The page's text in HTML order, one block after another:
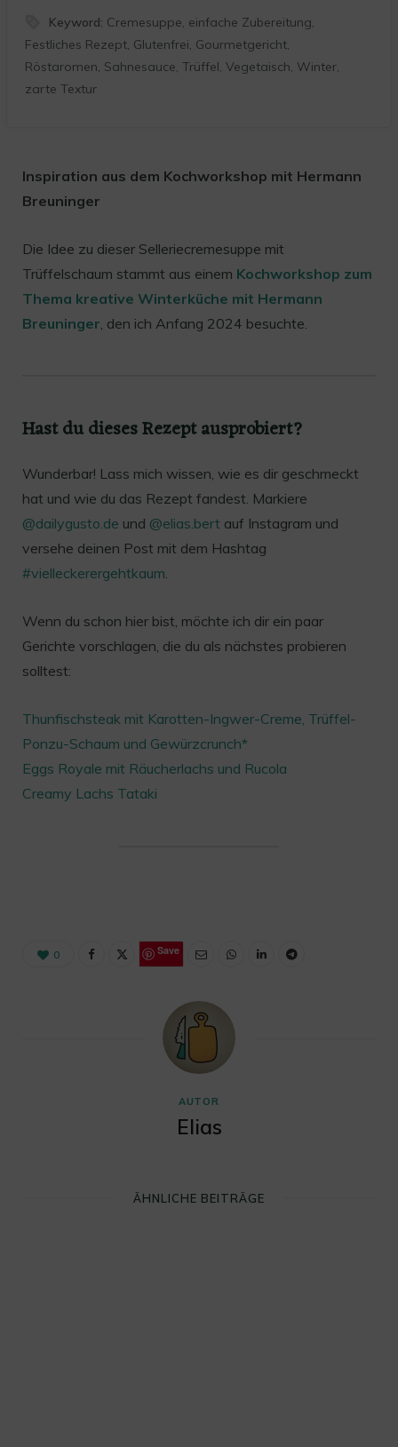
Keyword: Cremesuppe, einfache Zubereitung,
Festliches Rezept, Glutenfrei, Gourmetgericht,
Röstaromen, Sahnesauce, Trüffel, Vegetaisch, Winter,
zarte Textur
Inspiration aus dem Kochworkshop mit Hermann
Breuninger
Die Idee zu dieser Selleriecremesuppe mit
Trüffelschaum stammt aus einem Kochworkshop zum
Thema kreative Winterküche mit Hermann
Breuninger , den ich Anfang 2024 besuchte.
Hast du dieses Rezept ausprobiert?
Wunderbar! Lass mich wissen, wie es dir geschmeckt
hat und wie du das Rezept fandest. Markiere
@dailygusto.de und @elias.bert auf Instagram und
versehe deinen Post mit dem Hashtag
#vielleckerergehtkaum.
Wenn du schon hier bist, möchte ich dir ein paar
Gerichte vorschlagen, die du als nächstes probieren
solltest:
Thunfischsteak mit Karotten-Ingwer-Creme, Trüffel-
Ponzu-Schaum und Gewürzcrunch*
Eggs Royale mit Räucherlachs und Rucola
Creamy Lachs Tataki
0 Save
AUTOR
Elias
ÄHNLICHE BEITRÄGE